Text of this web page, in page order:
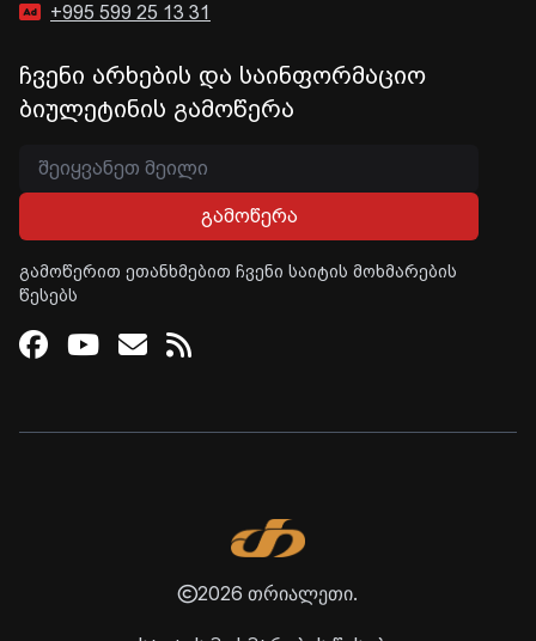
+995 599 25 13 31
ჩვენი არხების და საინფორმაციო
ბიულეტინის გამოწერა
გამოწერა
გამოწერით ეთანხმებით ჩვენი საიტის მოხმარების
წესებს
Facebook
Youtube
Email
RSS
2026 თრიალეთი.